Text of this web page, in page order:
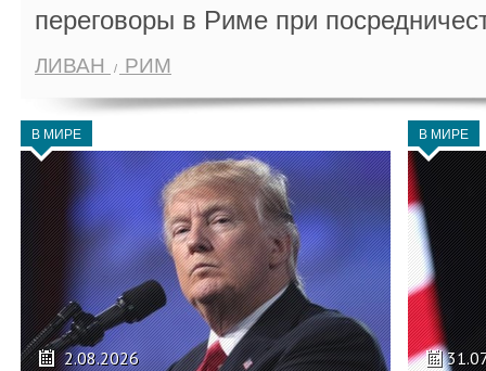
переговоры в Риме при
ЛИВАН РИМ
В МИРЕ
2.08.2026
В МИРЕ